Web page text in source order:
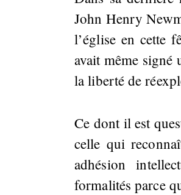
John Henry
l’église en cette
avait même signé
la liberté de
Ce dont il est
celle qui
adhésion
formalités parce